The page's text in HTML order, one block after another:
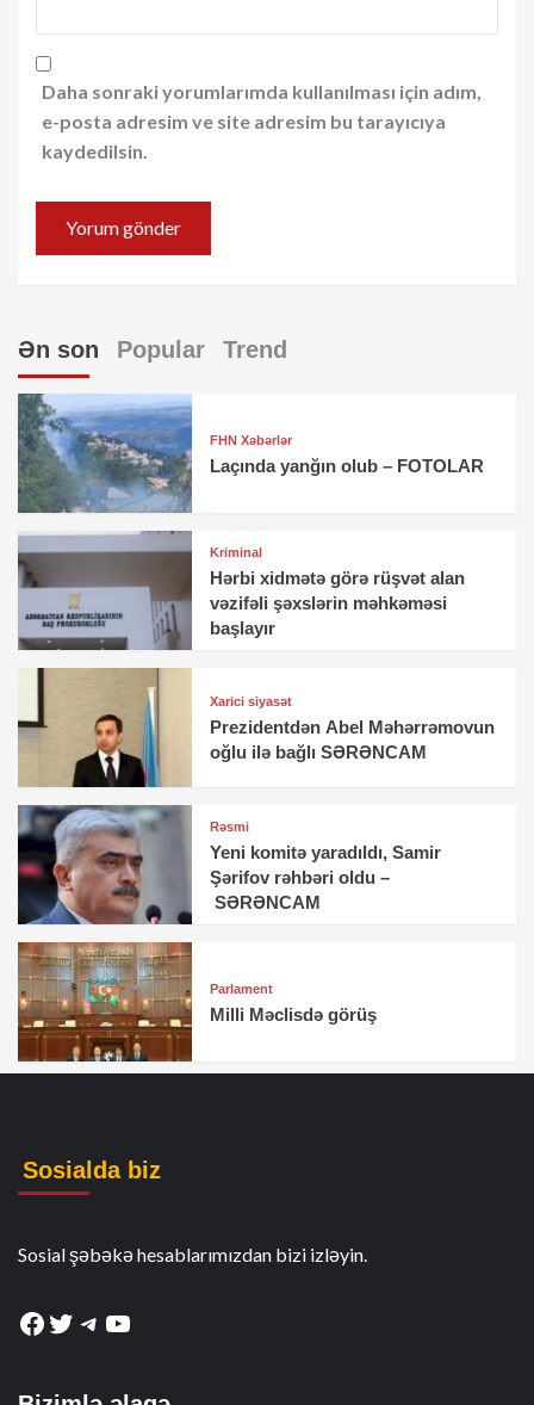
Daha sonraki yorumlarımda kullanılması için adım,
e-posta adresim ve site adresim bu tarayıcıya
kaydedilsin.
Ən son Popular Trend
FHN Xəbərlər
Laçında yanğın olub – FOTOLAR
Kriminal
Hərbi xidmətə görə rüşvət alan
vəzifəli şəxslərin məhkəməsi
başlayır
Xarici siyasət
Prezidentdən Abel Məhərrəmovun
oğlu ilə bağlı SƏRƏNCAM
Rəsmi
Yeni komitə yaradıldı, Samir
Şərifov rəhbəri oldu –
SƏRƏNCAM
Parlament
Milli Məclisdə görüş
Sosialda biz
Sosial şəbəkə hesablarımızdan bizi izləyin.
Facebook
Twitter
Telegram
YouTube